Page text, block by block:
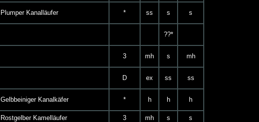
Plumper Kanalläufer * ss s s
??*
3 mh s mh
D ex ss ss
Gelbbeiniger Kanalkäfer * h h h
Rostgelber Kamelläufer 3 mh s
s